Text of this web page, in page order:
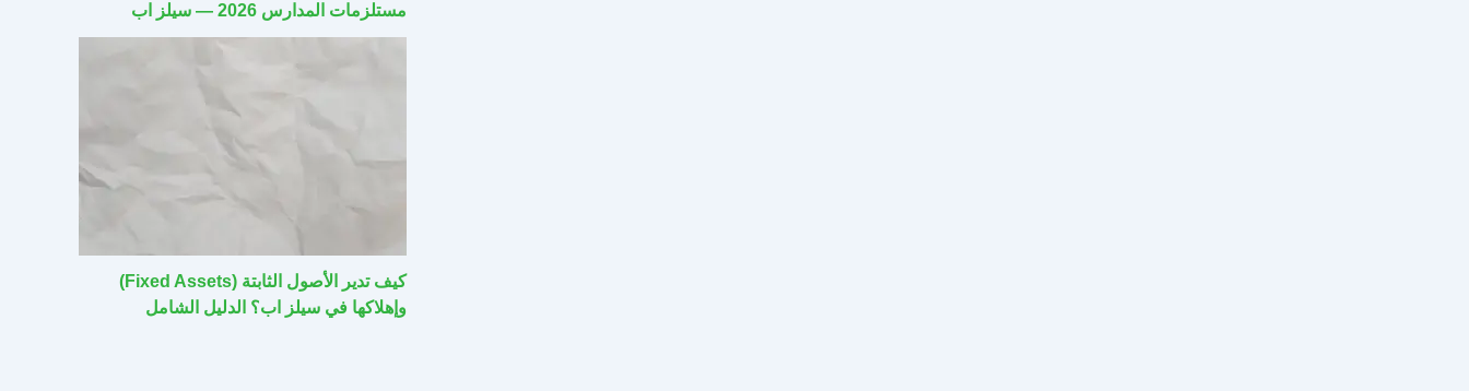
مستلزمات المدارس 2026 — سيلز اب
كيف تدير الأصول الثابتة (Fixed Assets)
وإهلاكها في سيلز اب؟ الدليل الشامل